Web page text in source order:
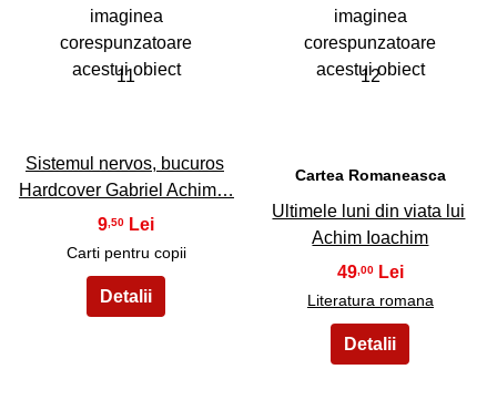
11
Sistemul nervos, bucuros
Hardcover Gabriel Achim…
9 ,50
Carti pentru copii
12
Cartea Romaneasca
Ultimele luni din viata lui
Achim Ioachim
49,00
Literatura romana